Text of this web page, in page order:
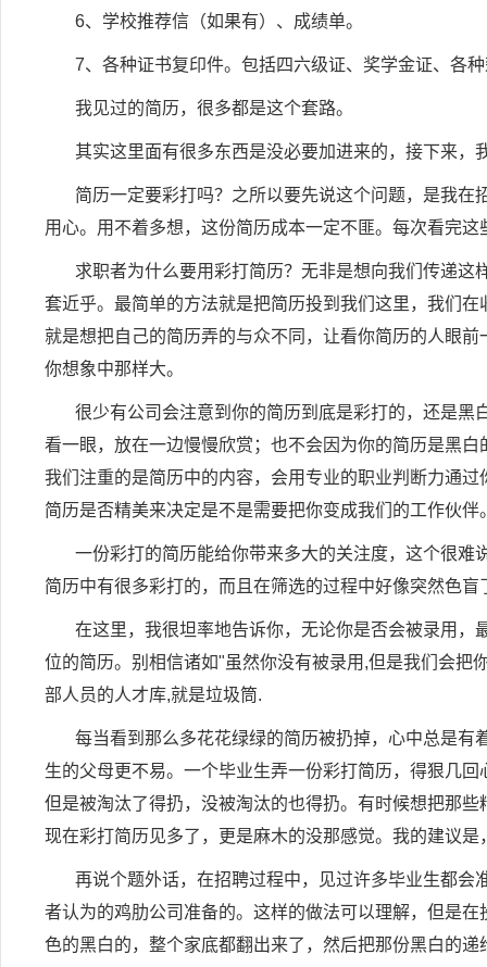
6、学校推荐信（如果有）、成绩单。
7、各种证书复印件。包括四六级证、奖学金证、各
我见过的简历，很多都是这个套路。
其实这里面有很多东西是没必要加进来的，接下来，
简历一定要彩打吗？之所以要先说这个问题，是我
用心。用不着多想，这份简历成本一定不匪。每次看完
求职者为什么要用彩打简历？无非是想向我们传递
套近乎。最简单的方法就是把简历投到我们这里，我们
就是想把自己的简历弄的与众不同，让看你简历的人眼
你想象中那样大。
很少有公司会注意到你的简历到底是彩打的，还是
看一眼，放在一边慢慢欣赏；也不会因为你的简历是黑
我们注重的是简历中的内容，会用专业的职业判断力通
简历是否精美来决定是不是需要把你变成我们的工作伙伴
一份彩打的简历能给你带来多大的关注度，这个很
简历中有很多彩打的，而且在筛选的过程中好像突然色
在这里，我很坦率地告诉你，无论你是否会被录用
位的简历。别相信诸如"虽然你没有被录用 ,但是我们会把
部人员的人才库,就是垃圾筒.
每当看到那么多花花绿绿的简历被扔掉，心中总是
生的父母更不易。一个毕业生弄一份彩打简历，得狠几
但是被淘汰了得扔，没被淘汰的也得扔。有时候想把那
现在彩打简历见多了，更是麻木的没那感觉。我的建议
再说个题外话，在招聘过程中，见过许多毕业生都
者认为的鸡肋公司准备的。这样的做法可以理解，但是
色的黑白的，整个家底都翻出来了，然后把那份黑白的